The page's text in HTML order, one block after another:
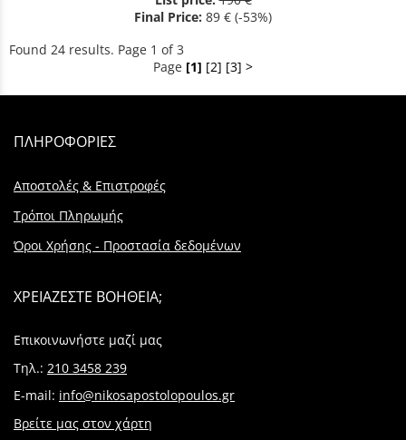
Final Price: 89 € (-53%)
Found 24 results. Page 1 of 3
Page [1] [2] [3] >
ΠΛΗΡΟΦΟΡΙΕΣ
Αποστολές & Επιστροφές
Τρόποι Πληρωμής
Όροι Χρήσης - Προστασία δεδομένων
ΧΡΕΙΑΖΕΣΤΕ ΒΟΗΘΕΙΑ;
Επικοινωνήστε μαζί μας
Τηλ.: 210 3458 239
E-mail: info@nikosapostolopoulos.gr
Βρείτε μας στον χάρτη